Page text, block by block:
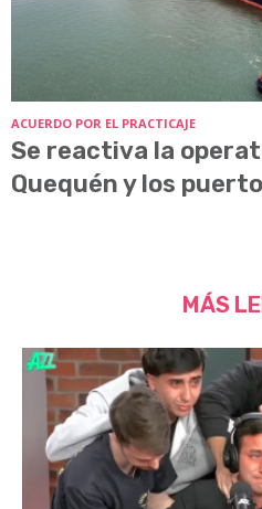
ACUERDO POR EL PRACTICAJE
Se reactiva la
Quequén y los
MÁS